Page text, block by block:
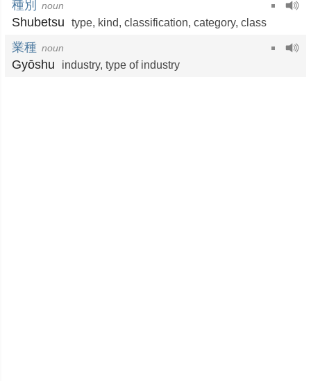
種別 noun
Shubetsu type, kind, classification, category, class
業種 noun
Gyōshu industry, type of industry